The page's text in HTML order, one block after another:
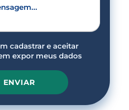
cadastrar e aceitar
expor meus dados